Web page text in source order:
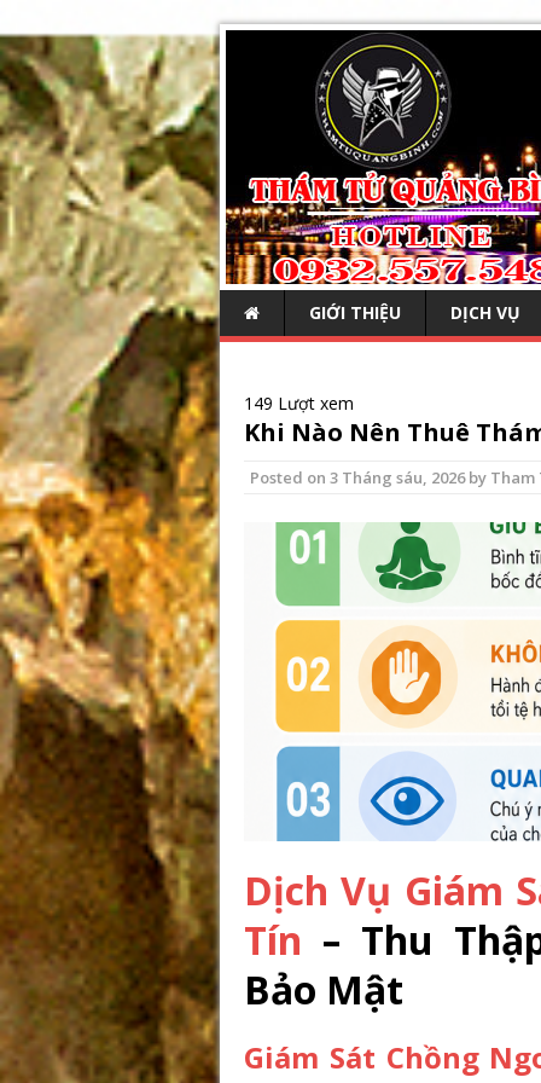
GIỚI THIỆU DỊCH VỤ
149 Lượt xem
Khi Nào Nên Thuê
Posted on 3 Tháng sáu, 2026by Tham
Dịch Vụ Giám
Tín – Thu
Bảo Mật
Giám Sát Chồng